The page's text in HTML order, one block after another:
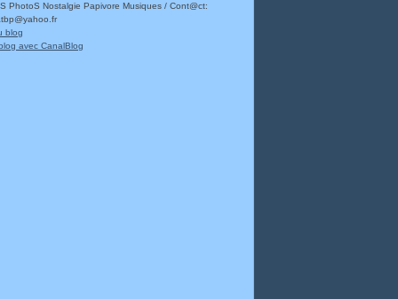
PhotoS Nostalgie Papivore Musiques / Cont@ct:
blog
avec CanalBlog